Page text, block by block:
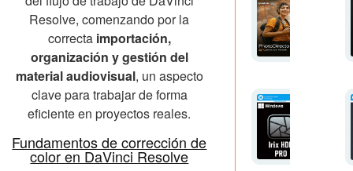
Resolve, comenzando por la
correcta importación,
organización y gestión del
material audiovisual, un aspecto
clave para trabajar de forma
eficiente en proyectos reales.
Fundamentos de corrección de
color en DaVinci Resolve